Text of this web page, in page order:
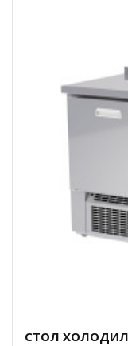
СТОЛ